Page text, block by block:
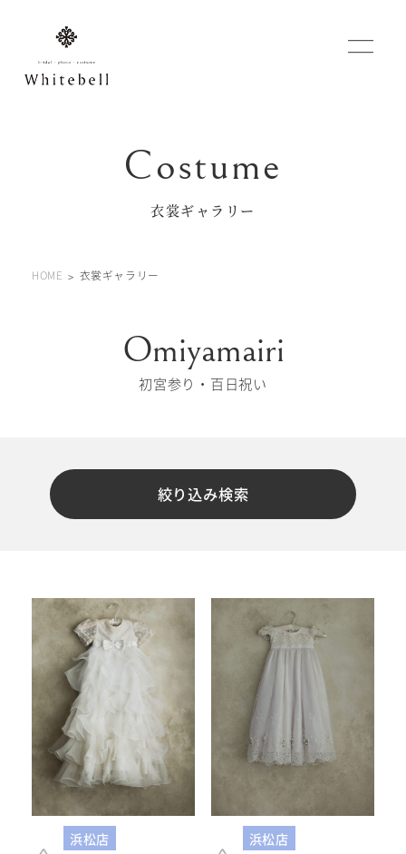
WEBでご予約
tel.0120-465-150
営業時間 10:00～19:00 水曜日、第2第4火曜日定休
#撮影メニュー
初宮参り/
百日祝い
ベビー&
キッズ
七五三
七五三
お出かけ
レンタル
卒園/入学
十歳の祝い/
十三参り
衣裳ギャラリー
HOME 衣裳ギャラリー
初宮参り・百日祝い
絞り込み検索
浜松店 浜松店